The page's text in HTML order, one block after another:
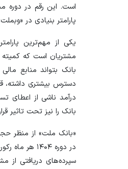
پارامتر بنیادی در
یکی از مهم‌ترین
بانک بتواند منابع
دسترس بیشتری داشته،
درآمد ناشی از اعطای
بانک را نیز تحت تاثیر
«بانک ملت» از منظر